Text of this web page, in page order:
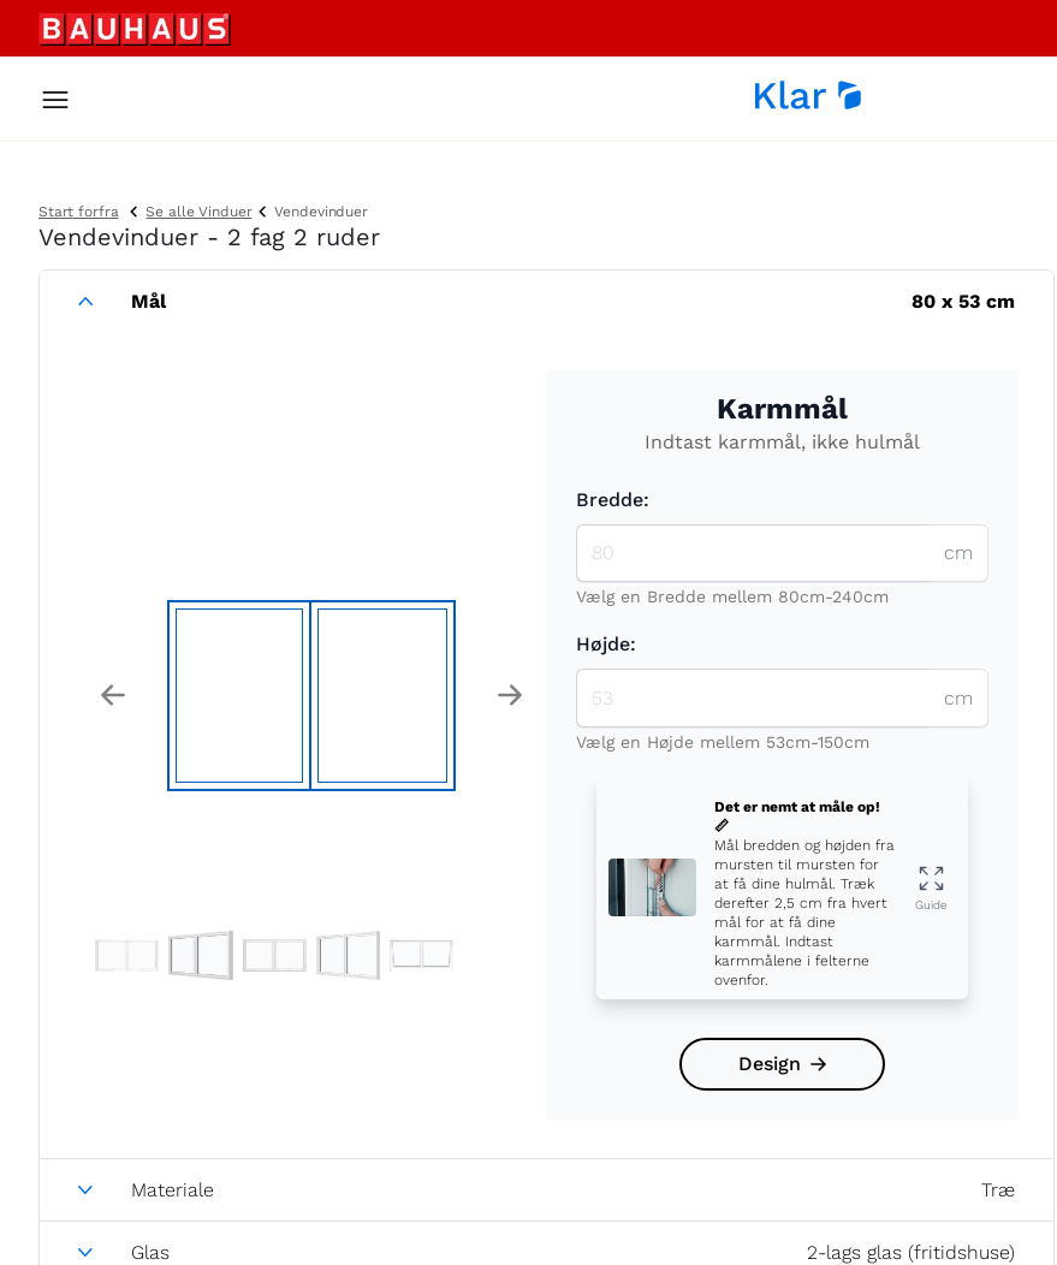
Start forfra Se alle Vinduer Vendevinduer
Vendevinduer - 2 fag 2 ruder
Mål 80 x53 cm
Previous Next
Karmmål
Indtast karmmål, ikke hulmål
Bredde:
cm
Vælg en Bredde mellem 80cm-240cm
Højde:
cm
Vælg en Højde mellem 53cm-150cm
Det er nemt at måle op!
📏
Mål bredden og højden fra
mursten til mursten for
at få dine hulmål. Træk
derefter 2,5 cm fra hvert
mål for at få dine
karmmål. Indtast
karmmålene i felterne
ovenfor.
Guide
Design
Materiale Træ
Glas 2-lags glas (fritidshuse)